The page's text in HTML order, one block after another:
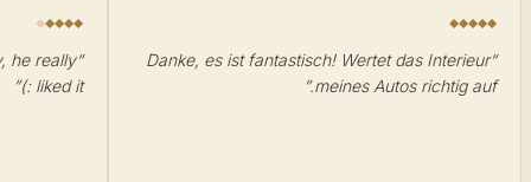
Danke, es ist fantastisch! Wertet das Interieur
meines Autos richtig auf.
”
“
he really
liked it :)
”